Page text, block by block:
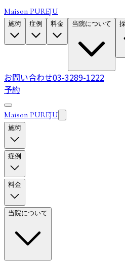
Maison PUREJU
施術 症例 料金 当院について
お問い合わせ03-3289-1222
予約
Maison PUREJU
施術
症例
料金
当院について